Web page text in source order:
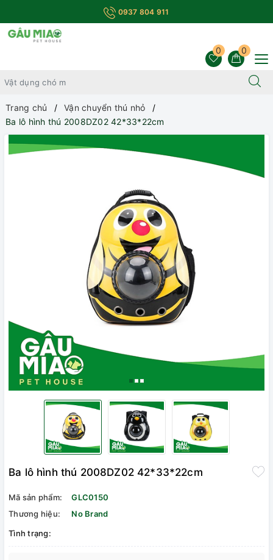
0937 804 911
0
0
Trang chủ
Vận chuyển thú nhỏ
Ba lô hình thú 2008DZ02 42*33*22cm
Ba lô hình thú 2008DZ02 42*33*22cm
Mã sản phẩm:
GLC0150
Thương hiệu:
No Brand
Tình trạng: